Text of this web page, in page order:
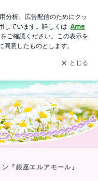
新通知
を受け取りまし
開く
『銀座エルアモール』